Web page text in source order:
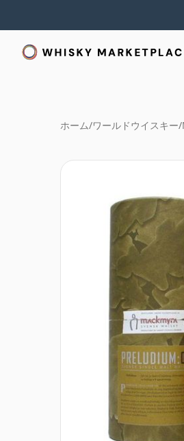
ホーム/ワールドウイスキー/